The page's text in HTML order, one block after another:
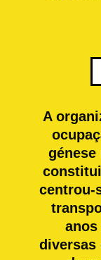
A
génese
centrou-
diversas